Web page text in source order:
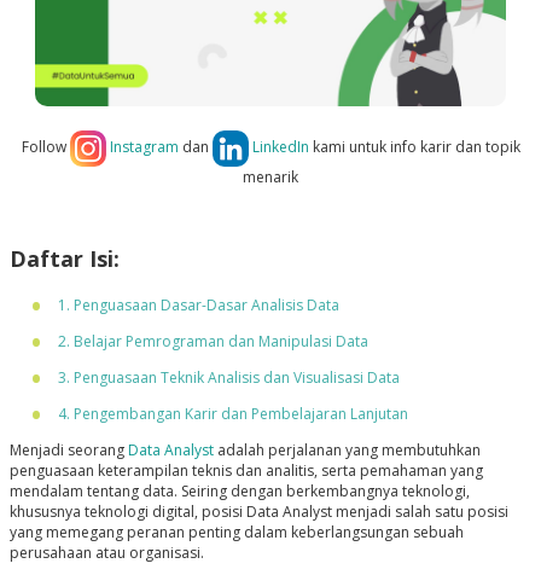
Follow Instagram dan LinkedIn kami untuk info karir dan topik
menarik
Daftar Isi:
1. Penguasaan Dasar-Dasar Analisis Data
2. Belajar Pemrograman dan Manipulasi Data
3. Penguasaan Teknik Analisis dan Visualisasi Data
4. Pengembangan Karir dan Pembelajaran Lanjutan
Menjadi seorang Data Analystadalah perjalanan yang membutuhkan
penguasaan keterampilan teknis dan analitis, serta pemahaman yang
mendalam tentang data. Seiring dengan berkembangnya teknologi,
khususnya teknologi digital, posisi Data Analyst menjadi salah satu posisi
yang memegang peranan penting dalam keberlangsungan sebuah
perusahaan atau organisasi.